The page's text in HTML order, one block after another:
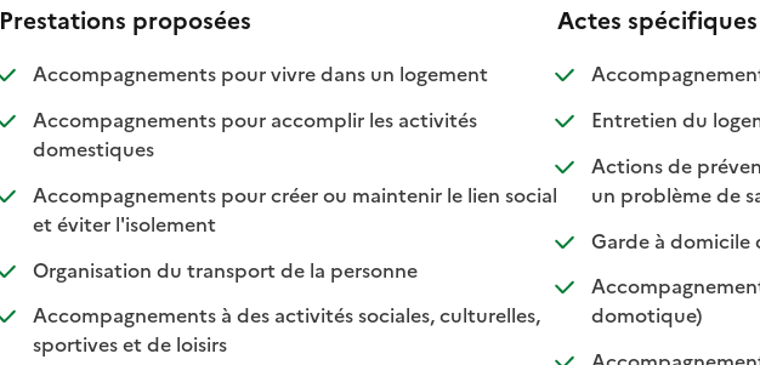
Prestations proposées
Accompagnements pour vivre dans un logement: disponible
: non disponible
Accompagnements pour accomplir les activités
domestiques: disponible
: non disponible
Accompagnements pour créer ou maintenir le lien social
et éviter l'isolement: disponible
: non disponible
Organisation du transport de la personne: disponible
: non disponible
Accompagnements à des activités sociales, culturelles,
sportives et de loisirs: disponible
: non disponible
Actes spécifiques
Entretien du
Actions de
un problème de
Garde à domicile
domotique)
:
: non